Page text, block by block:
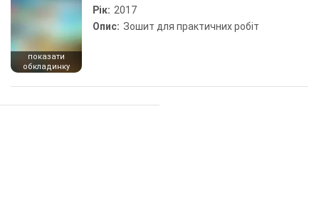
показати
обкладинку
Рік: 2017
Опис: Зошит для практичних робіт